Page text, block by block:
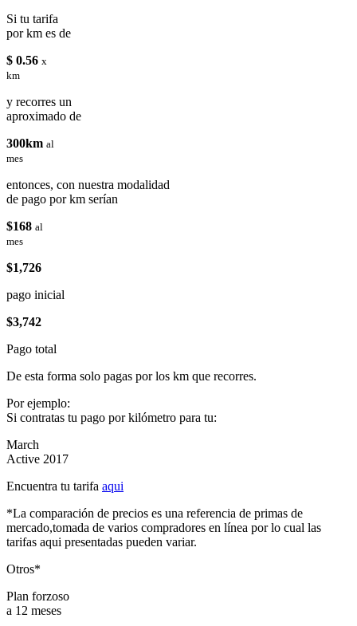
Si tu tarifa
por km es de
$ 0.56 x
km
y recorres un
aproximado de
300km al
mes
entonces, con nuestra modalidad
de pago por km serían
$168 al
mes
$1,726
pago inicial
$3,742
Pago total
De esta forma solo pagas por los km que recorres.
Por ejemplo:
Si contratas tu pago por kilómetro para tu:
March
Active 2017
Encuentra tu tarifa aqui
*La comparación de precios es una referencia de primas de
mercado,tomada de varios compradores en línea por lo cual las
tarifas aqui presentadas pueden variar.
Otros*
Plan forzoso
a 12 meses